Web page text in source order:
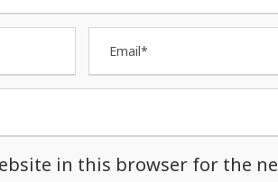
in this browser for the